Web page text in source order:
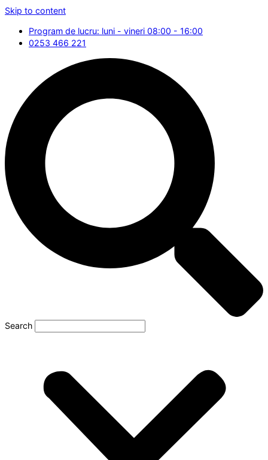
Skip to content
Program de lucru: luni - vineri 08:00 - 16:00
0253 466 221
Search